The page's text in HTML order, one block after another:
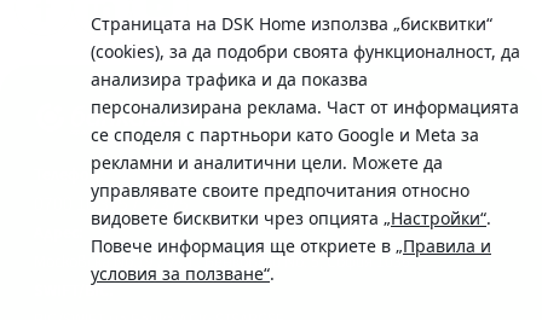
Страницата на DSK Home използва „бисквитки“
(cookies), за да подобри своята функционалност, да
анализира трафика и да показва
персонализирана реклама. Част от информацията
се споделя с партньори като Google и Meta за
рекламни и аналитични цели. Можете да
управлявате своите предпочитания относно
видовете бисквитки чрез опцията „Настройки“.
Повече информация ще откриете в „Правила и
условия за ползване“.
Телефон:
0700 10 375 / *2375
Московска No.19 / ул. Г. Бенковски No. 5, София 1036
SWIFT/BIC: